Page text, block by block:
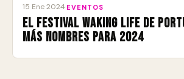
15 Ene 2024 EVENTOS
El festival Waking Life de
más nombres para 2024